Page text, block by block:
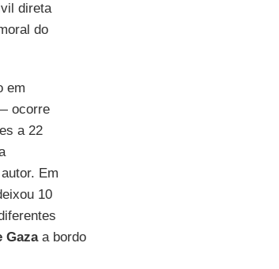
direta
do
em
ocorre
a 22
Em
10
Gazaa bordo